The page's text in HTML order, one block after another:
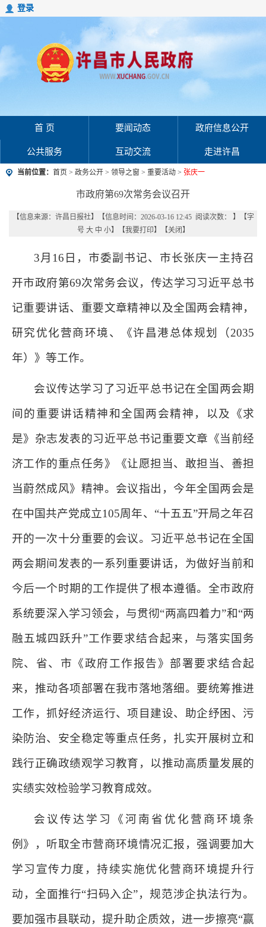
登录
首 页 要闻动态 政府信息公开
公共服务 互动交流 走进许昌
当前位置： 首页 > 政务公开 > 领导之窗 > 重要活动 > 张庆一
市政府第69次常务会议召开
【信息来源： 许昌日报社】 【信息时间：2026-03-16 12:45 阅读次数：
】【字
号 大 中 小】【我要打印】【关闭 】
3月16日，市委副书记、市长张庆一主持召
开市政府第69次常务会议，传达学习习近平总书
记重要讲话、重要文章精神以及全国两会精神，
研究优化营商环境、《许昌港总体规划（2035
年）》等工作。
会议传达学习了习近平总书记在全国两会期
间的重要讲话精神和全国两会精神，以及《求
是》杂志发表的习近平总书记重要文章《当前经
济工作的重点任务》《让愿担当、敢担当、善担
当蔚然成风》精神。会议指出，今年全国两会是
在中国共产党成立105周年、“十五五”开局之年召
开的一次十分重要的会议。习近平总书记在全国
两会期间发表的一系列重要讲话，为做好当前和
今后一个时期的工作提供了根本遵循。全市政府
系统要深入学习领会，与贯彻“两高四着力”和“两
融五城四跃升”工作要求结合起来，与落实国务
院、省、市《政府工作报告》部署要求结合起
来，推动各项部署在我市落地落细。要统筹推进
工作，抓好经济运行、项目建设、助企纾困、污
染防治、安全稳定等重点任务，扎实开展树立和
践行正确政绩观学习教育，以推动高质量发展的
实绩实效检验学习教育成效。
会议传达学习《河南省优化营商环境条
例》，听取全市营商环境情况汇报，强调要加大
学习宣传力度，持续实施优化营商环境提升行
动，全面推行“扫码入企”，规范涉企执法行为。
要加强市县联动，提升助企质效，进一步擦亮“赢